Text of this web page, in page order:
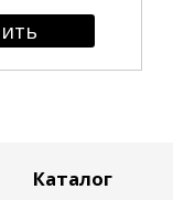
Каталог